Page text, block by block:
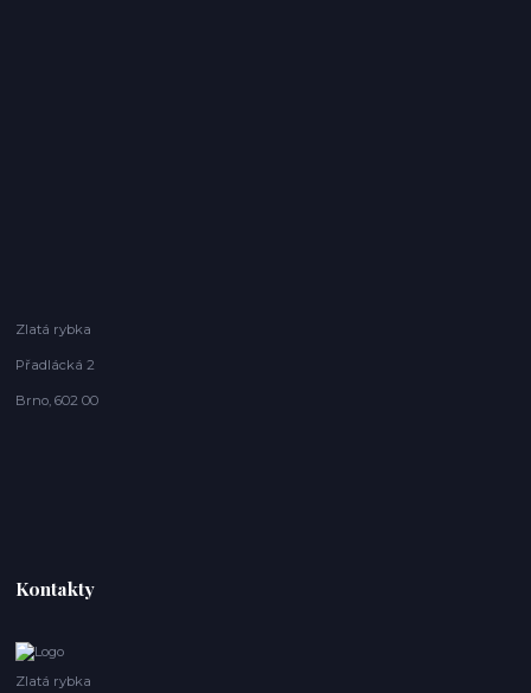
Zlatá rybka
Přadlácká 2
Brno, 602 00
Kontakty
Zlatá rybka